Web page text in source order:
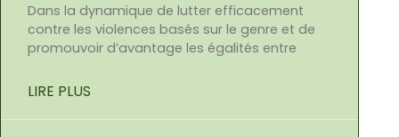
Dans la dynamique de lutter efficacement
contre les violences basés sur le genre et de
promouvoir d’avantage les égalités entre
LIRE PLUS